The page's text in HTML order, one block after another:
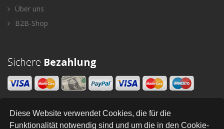
Diese Website verwendet Cookies, die für die
Funktionalität notwendig sind und um die in den Cookie-
Über uns
B2B-Shop
Sichere Bezahlung
Newsletter